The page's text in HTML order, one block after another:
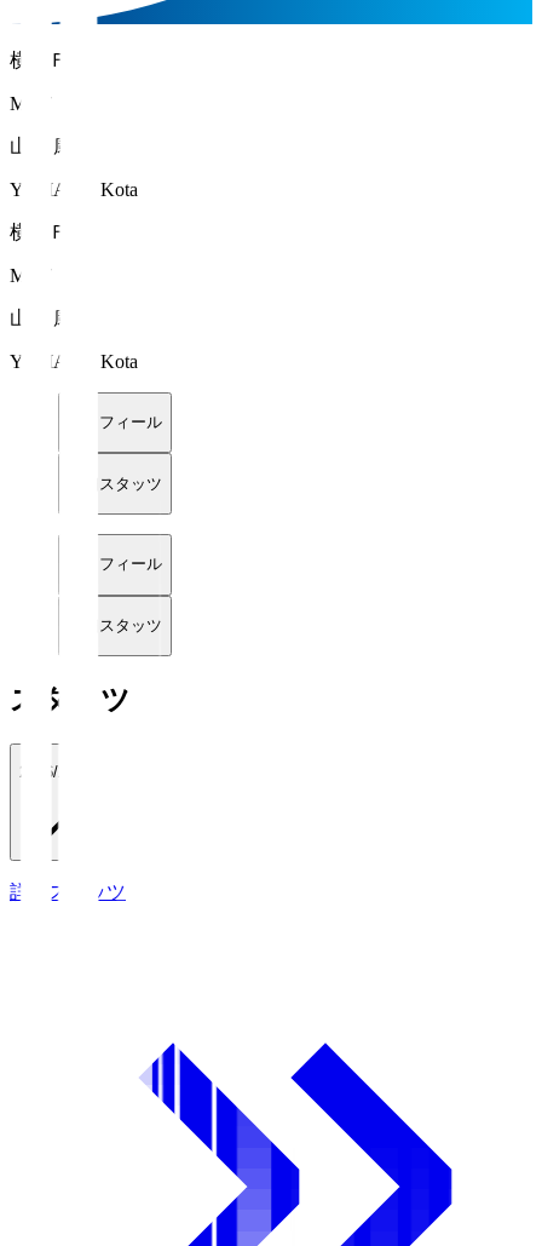
横浜ＦＣ
MF 7
山田 康太
YAMADA Kota
横浜ＦＣ
MF 7
山田 康太
YAMADA Kota
プロフィール
詳細スタッツ
プロフィール
詳細スタッツ
スタッツ
2026/27
詳細スタッツ